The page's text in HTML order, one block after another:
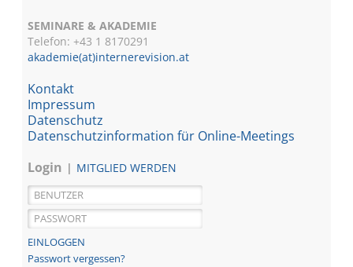
SEMINARE & AKADEMIE
Telefon: +43 18170291
akademie(at)internerevision.at
Kontakt
Impressum
Datenschutz
Datenschutzinformation für Online-Meetings
Login
MITGLIED WERDEN
Passwort vergessen?